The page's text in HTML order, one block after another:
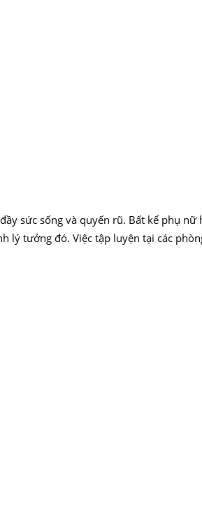
sức sống và quyến rũ. Bất kể phụ
tưởng đó. Việc tập luyện tại các